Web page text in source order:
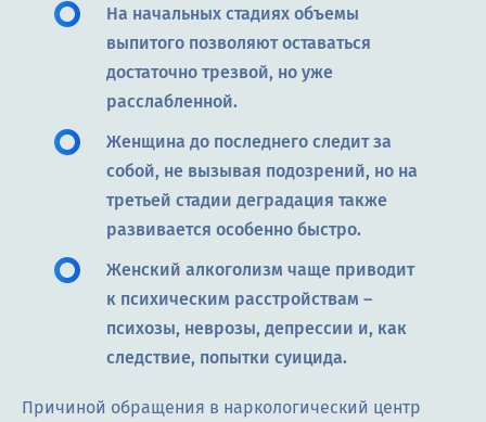
На начальных стадиях объемы
выпитого позволяют оставаться
достаточно трезвой, но уже
расслабленной.
Женщина до последнего следит за
собой, не вызывая подозрений, но на
третьей стадии деградация также
развивается особенно быстро.
Женский алкоголизм чаще приводит
к психическим расстройствам –
психозы, неврозы, депрессии и, как
следствие, попытки суицида.
Причиной обращения в наркологический центр